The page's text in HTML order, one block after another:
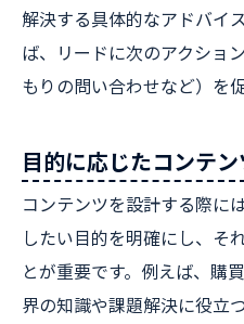
解決する具体的なアドバイ
ば、リードに次のアクショ
もりの問い合わせなど）を
目的に応じたコンテ
コンテンツを設計する際に
したい目的を明確にし、そ
とが重要です。例えば、購
界の知識や課題解決に役立